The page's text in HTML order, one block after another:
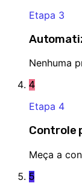
Etapa 3
Nenhuma
4
Etapa 4
Controle
Meça a
5